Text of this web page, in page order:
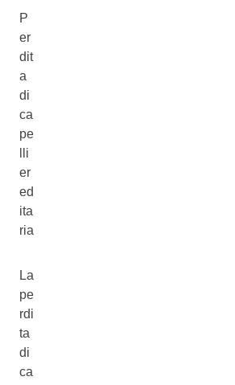
P
er
dit
a
di
ca
pe
lli
er
ed
ita
ria
La
pe
rdi
ta
di
ca